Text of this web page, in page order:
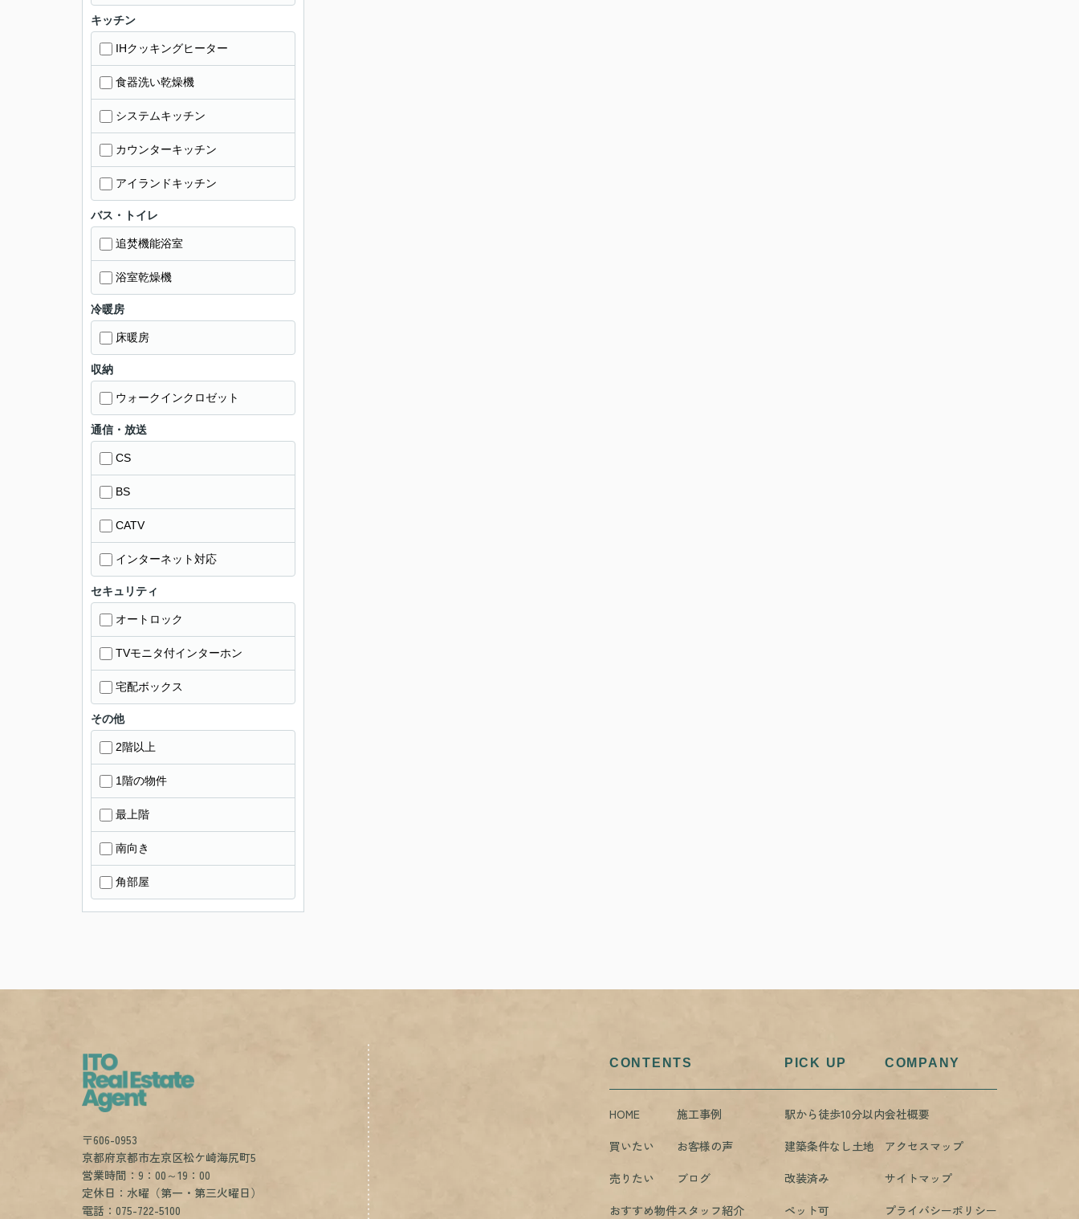
キッチン
IHクッキングヒーター
食器洗い乾燥機
システムキッチン
カウンターキッチン
アイランドキッチン
バス・トイレ
追焚機能浴室
浴室乾燥機
冷暖房
床暖房
収納
ウォークインクロゼット
通信・放送
CS
BS
CATV
インターネット対応
セキュリティ
オートロック
TVモニタ付インターホン
宅配ボックス
その他
2階以上
1階の物件
最上階
南向き
角部屋
〒606-0953
京都府京都市左京区松ケ崎海尻町5
営業時間：9：00～19：00
定休日：水曜（第一・第三火曜日）
電話：075-722-5100
CONTENTS
HOME
施工事例
買いたい
お客様の声
売りたい
ブログ
おすすめ物件スタッフ紹介
PICK UP
駅から徒歩10分以内
建築条件なし土地
改装済み
ペット可
COMPANY
会社概要
アクセスマップ
サイトマップ
プライバシーポリシー